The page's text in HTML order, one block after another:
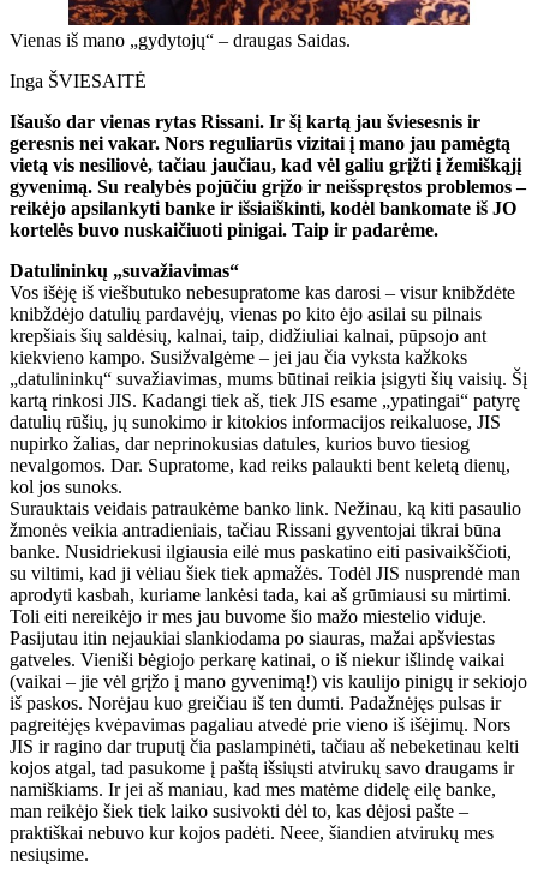
Vienas iš mano „gydytojų“ – draugas Saidas.
Inga ŠVIESAITĖ
Išaušo dar vienas rytas Rissani. Ir šį kartą jau šviesesnis ir
geresnis nei vakar. Nors reguliarūs vizitai į mano jau pamėgtą
vietą vis nesiliovė, tačiau jaučiau, kad vėl galiu grįžti į žemiškąjį
gyvenimą. Su realybės pojūčiu grįžo ir neišspręstos problemos –
reikėjo apsilankyti banke ir išsiaiškinti, kodėl bankomate iš JO
kortelės buvo nuskaičiuoti pinigai. Taip ir padarėme.
Datulininkų „suvažiavimas“
Vos išėję iš viešbutuko nebesupratome kas darosi – visur knibždėte
knibždėjo datulių pardavėjų, vienas po kito ėjo asilai su pilnais
krepšiais šių saldėsių, kalnai, taip, didžiuliai kalnai, pūpsojo ant
kiekvieno kampo. Susižvalgėme – jei jau čia vyksta kažkoks
„datulininkų“ suvažiavimas, mums būtinai reikia įsigyti šių vaisių. Šį
kartą rinkosi JIS. Kadangi tiek aš, tiek JIS esame „ypatingai“ patyrę
datulių rūšių, jų sunokimo ir kitokios informacijos reikaluose, JIS
nupirko žalias, dar neprinokusias datules, kurios buvo tiesiog
nevalgomos. Dar. Supratome, kad reiks palaukti bent keletą dienų,
kol jos sunoks.
Surauktais veidais patraukėme banko link. Nežinau, ką kiti pasaulio
žmonės veikia antradieniais, tačiau Rissani gyventojai tikrai būna
banke. Nusidriekusi ilgiausia eilė mus paskatino eiti pasivaikščioti,
su viltimi, kad ji vėliau šiek tiek apmažės. Todėl JIS nusprendė man
aprodyti kasbah, kuriame lankėsi tada, kai aš grūmiausi su mirtimi.
Toli eiti nereikėjo ir mes jau buvome šio mažo miestelio viduje.
Pasijutau itin nejaukiai slankiodama po siauras, mažai apšviestas
gatveles. Vieniši bėgiojo perkarę katinai, o iš niekur išlindę vaikai
(vaikai – jie vėl grįžo į mano gyvenimą!) vis kaulijo pinigų ir sekiojo
iš paskos. Norėjau kuo greičiau iš ten dumti. Padažnėjęs pulsas ir
pagreitėjęs kvėpavimas pagaliau atvedė prie vieno iš išėjimų. Nors
JIS ir ragino dar truputį čia paslampinėti, tačiau aš nebeketinau kelti
kojos atgal, tad pasukome į paštą išsiųsti atvirukų savo draugams ir
namiškiams. Ir jei aš maniau, kad mes matėme didelę eilę banke,
man reikėjo šiek tiek laiko susivokti dėl to, kas dėjosi pašte –
praktiškai nebuvo kur kojos padėti. Neee, šiandien atvirukų mes
nesiųsime.